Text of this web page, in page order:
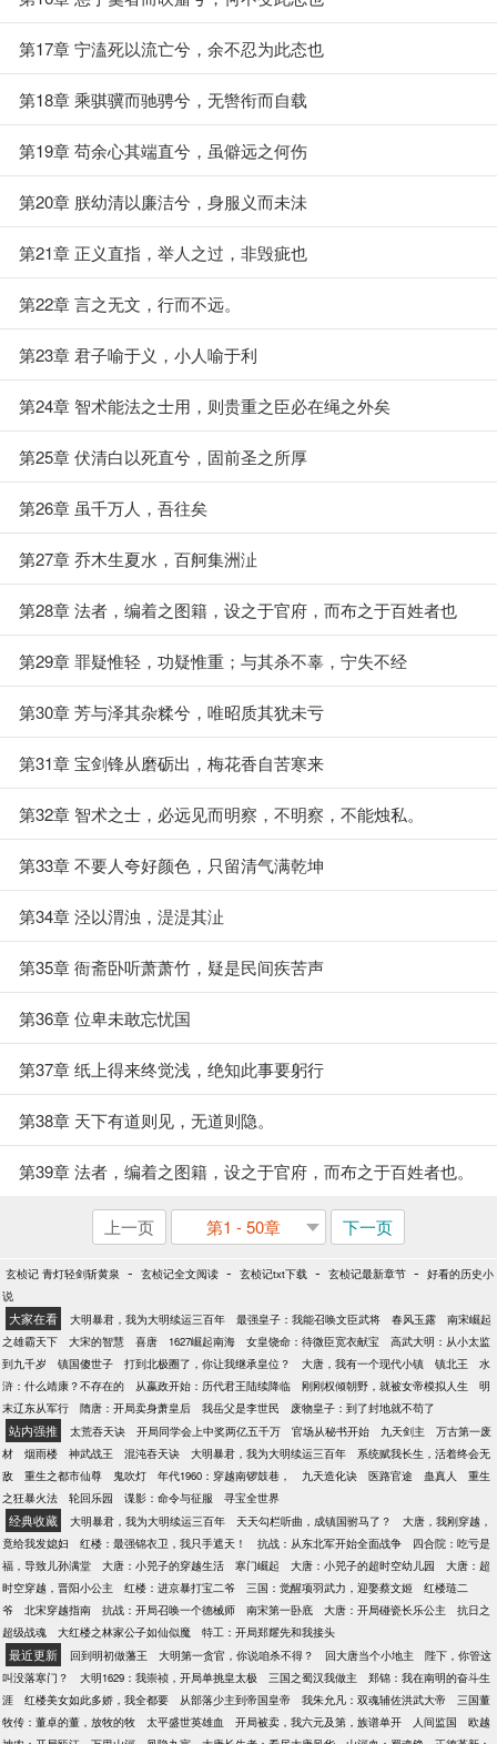
第17章 宁溘死以流亡兮，余不忍为此态也
第18章 乘骐骥而驰骋兮，无辔衔而自载
第19章 苟余心其端直兮，虽僻远之何伤
第20章 朕幼清以廉洁兮，身服义而未沬
第21章 正义直指，举人之过，非毁疵也
第22章 言之无文，行而不远。
第23章 君子喻于义，小人喻于利
第24章 智术能法之士用，则贵重之臣必在绳之外矣
第25章 伏清白以死直兮，固前圣之所厚
第26章 虽千万人，吾往矣
第27章 乔木生夏水，百舸集洲沚
第28章 法者，编着之图籍，设之于官府，而布之于百姓者也
第29章 罪疑惟轻，功疑惟重；与其杀不辜，宁失不经
第30章 芳与泽其杂糅兮，唯昭质其犹未亏
第31章 宝剑锋从磨砺出，梅花香自苦寒来
第32章 智术之士，必远见而明察，不明察，不能烛私。
第33章 不要人夸好颜色，只留清气满乾坤
第34章 泾以渭浊，湜湜其沚
第35章 衙斋卧听萧萧竹，疑是民间疾苦声
第36章 位卑未敢忘忧国
第37章 纸上得来终觉浅，绝知此事要躬行
第38章 天下有道则见，无道则隐。
第39章 法者，编着之图籍，设之于官府，而布之于百姓者也。
上一页 第1 - 50章 下一页
玄桢记 青灯轻剑斩黄泉 - 玄桢记全文阅读 - 玄桢记txt下载 - 玄桢记最新章节 - 好看的历史小
说
大家在看 大明暴君，我为大明续运三百年 最强皇子：我能召唤文臣武将 春风玉露
南宋崛起
之雄霸天下
大宋的智慧 喜唐 1627崛起南海 女皇饶命：待微臣宽衣献宝
高武大明：从小太监
到九千岁
镇国傻世子 打到北极圈了，你让我继承皇位？ 大唐，我有一个现代小镇 镇北王
水
浒：什么靖康？不存在的
从嬴政开始：历代君王陆续降临 刚刚权倾朝野，就被女帝模拟人生
明
末辽东从军行
隋唐：开局卖身萧皇后 我岳父是李世民 废物皇子：到了封地就不苟了
站内强推 太荒吞天诀 开局同学会上中奖两亿五千万 官场从秘书开始 九天剑主
万古第一废
材
烟雨楼 神武战王 混沌吞天诀 大明暴君，我为大明续运三百年
系统赋我长生，活着终会无
敌
重生之都市仙尊 鬼吹灯 年代1960：穿越南锣鼓巷， 九天造化诀 医路官途 蛊真人
重生
之狂暴火法
轮回乐园 谍影：命令与征服 寻宝全世界
经典收藏 大明暴君，我为大明续运三百年 天天勾栏听曲，成镇国驸马了？
大唐，我刚穿越，
竟给我发媳妇
红楼：最强锦衣卫，我只手遮天！ 抗战：从东北军开始全面战争
四合院：吃亏是
福，导致儿孙满堂
大唐：小兕子的穿越生活 寒门崛起 大唐：小兕子的超时空幼儿园
大唐：超
时空穿越，晋阳小公主
红楼：进京暴打宝二爷 三国：觉醒项羽武力，迎娶蔡文姬
红楼琏二
爷
北宋穿越指南 抗战：开局召唤一个德械师 南宋第一卧底 大唐：开局碰瓷长乐公主
抗日之
超级战魂
大红楼之林家公子如仙似魔 特工：开局郑耀先和我接头
最近更新 回到明初做藩王 大明第一贪官，你说咱杀不得？ 回大唐当个小地主
陛下，你管这
叫没落寒门？
大明1629：我崇祯，开局单挑皇太极 三国之蜀汉我做主
郑锦：我在南明的奋斗生
涯
红楼美女如此多娇，我全都要 从部落少主到帝国皇帝 我朱允凡：双魂辅佐洪武大帝
三国董
牧传：董卓的董，放牧的牧
太平盛世英雄血 开局被卖，我六元及第，族谱单开 人间监国
欧越